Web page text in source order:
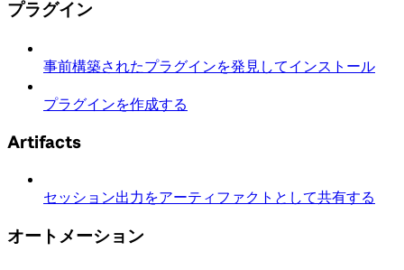
プラグイン
事前構築されたプラグインを発見してインストール
プラグインを作成する
Artifacts
セッション出力をアーティファクトとして共有する
オートメーション